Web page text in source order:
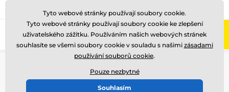
Zavolejte nám (Po-Pá 8-17)
Emblémy duatlon
Tyto webové stránky používají soubory cookie.
Tyto webové stránky používají soubory cookie ke zlepšení
uživatelského zážitku. Používáním našich webových stránek
souhlasíte se všemi soubory cookie v souladu s našimi zásadami
používání souborů cookie.
Pouze nezbytné
Souhlasím